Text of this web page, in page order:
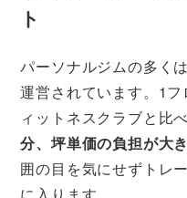
ト
パーソナルジムの多く
運営されています。1
ィットネスクラブと比べ
分、坪単価の負担が大
囲の目を気にせずトレ
に入ります。